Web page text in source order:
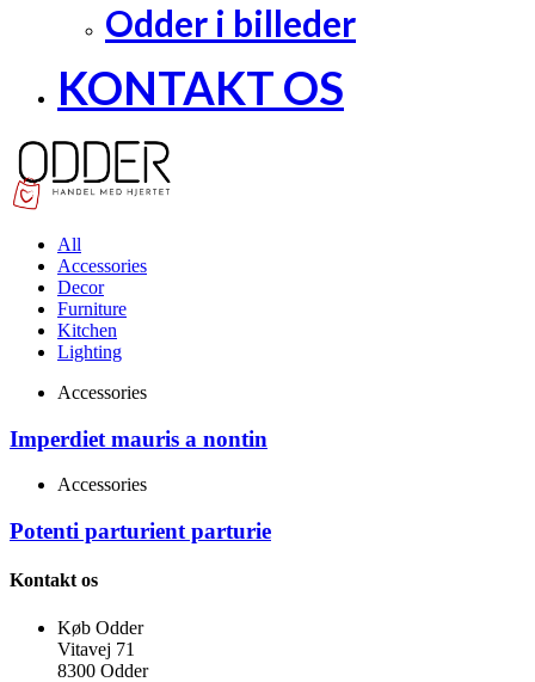
Odder i billeder
KONTAKT OS
All
Accessories
Decor
Furniture
Kitchen
Lighting
Accessories
Imperdiet mauris a nontin
Accessories
Potenti parturient parturie
Kontakt os
Køb Odder
Vitavej 71
8300 Odder